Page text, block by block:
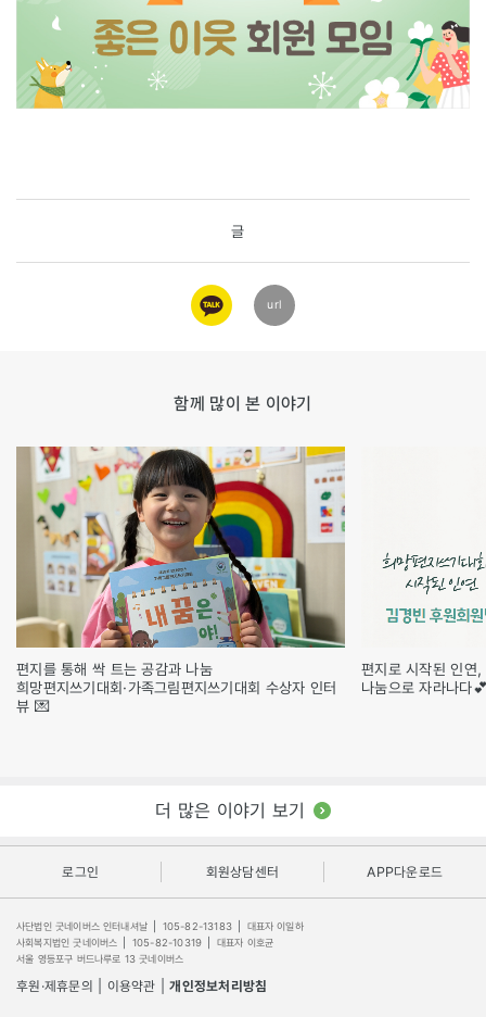
글
카카오
링크
url
함께 많이 본 이야기
편지를 통해 싹 트는 공감과 나눔
희망편지쓰기대회·가족그림편지쓰기대회 수상자 인터
뷰 💌
편지로 시작된 인연,
나눔으로 자라나다
더 많은 이야기 보기
로그인 회원상담센터 APP다운로드
사단법인 굿네이버스 인터내셔날 105-82-13183
대표자 이일하
사회복지법인 굿네이버스
105-82-10319
대표자 이호균
서울 영등포구 버드나루로 13 굿네이버스
후원·제휴문의 이용약관 개인정보처리방침